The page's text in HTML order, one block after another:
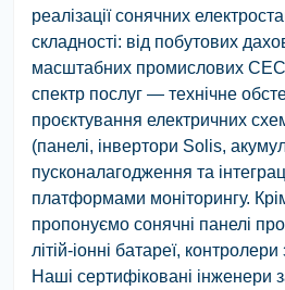
реалізації сонячних
складності: від побутових
масштабних промислових
спектр послуг — технічне
проєктування електричних
(панелі, інвертори Solis,
пусконалагодження та
платформами моніторингу.
пропонуємо сонячні панелі
літій-іонні батареї,
Наші сертифіковані інженери